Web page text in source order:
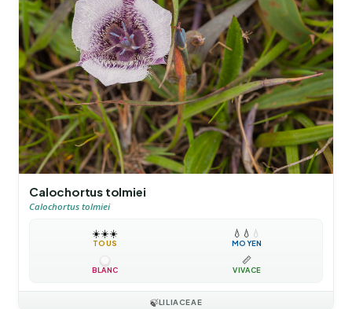
Calochortus tolmiei
Calochortus tolmiei
☀️☀️☀️
TOUS
💧 💧 💧
MOYEN
BLANC
📏
VIVACE
🍃LILIACEAE